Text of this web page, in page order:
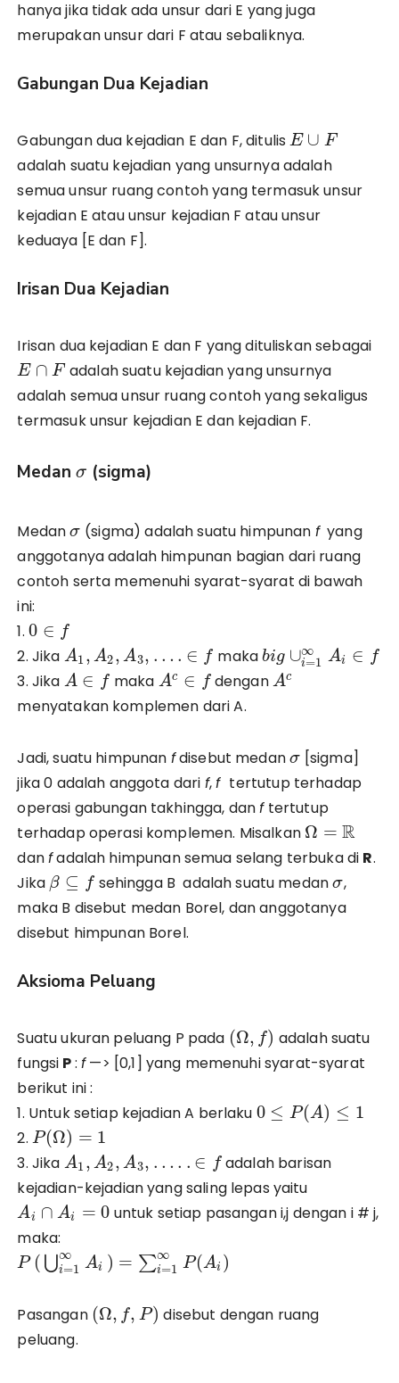
hanya jika tidak ada unsur dari E yang juga
merupakan unsur dari F atau sebaliknya.
Gabungan Dua Kejadian
Gabungan dua kejadian E dan F, ditulisE ∪ F
adalah suatu kejadian yang unsurnya adalah
semua unsur ruang contoh yang termasuk unsur
kejadian E atau unsur kejadian F atau unsur
keduaya [E dan F].
Irisan Dua Kejadian
Irisan dua kejadian E dan F yang dituliskan sebagai
E ∩ F adalah suatu kejadian yang unsurnya
adalah semua unsur ruang contoh yang sekaligus
termasuk unsur kejadian E dan kejadian F.
Medanσ (sigma)
Medanσ (sigma) adalah suatu himpunan fyang
anggotanya adalah himpunan bagian dari ruang
contoh serta memenuhi syarat-syarat di bawah
ini:
1. 0 ∈ f
2. Jika A1 , A2, A3, … . ∈ f makabig ∪∞
i=1 Ai ∈ f
3. Jika A ∈ f maka Ac ∈ fdengan Ac
menyatakan komplemen dari A.
Jadi, suatu himpunan fdisebut medanσ [sigma]
jika 0 adalah anggota dari f,f tertutup terhadap
operasi gabungan takhingga, danftertutup
terhadap operasi komplemen. Misalkan Ω = R
danfadalah himpunan semua selang terbuka di R.
Jika β ⊆ f sehingga B adalah suatu medanσ,
maka B disebut medan Borel, dan anggotanya
disebut himpunan Borel.
Aksioma Peluang
Suatu ukuran peluang P pada (Ω, f) adalah suatu
fungsi P:f—> [0,1] yang memenuhi syarat-syarat
berikut ini :
1. Untuk setiap kejadian A berlaku 0 ≤ P(A) ≤ 1
2. P(Ω) = 1
3. Jika A1 , A2, A3, … . . ∈ fadalah barisan
kejadian-kejadian yang saling lepas yaitu
Ai ∩ Ai = 0 untuk setiap pasangan i,j dengan i # j,
maka:
P ( ⋃∞
i=1 Ai ) = ∑∞
i=1 P(Ai )
Pasangan (Ω, f, P) disebut dengan ruang
peluang.